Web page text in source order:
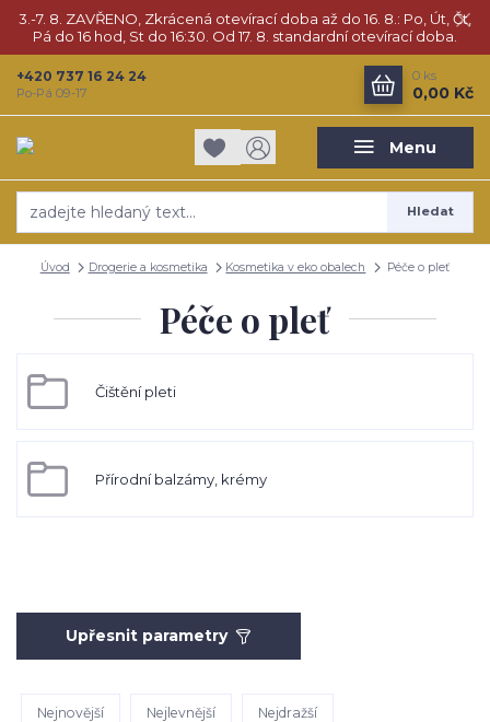
3.-7. 8. ZAVŘENO, Zkrácená otevírací doba až do 16. 8.: Po, Út, Čt,
Pá do 16 hod, St do 16:30. Od 17. 8. standardní otevírací doba.
Menu
Hledat
+420 737 16 24 24
Po-Pá 09-17
0 ks
0,00 Kč
Úvod Drogerie a kosmetika Kosmetika v eko obalech Péče o pleť
Péče o pleť
Čištění pleti
Přírodní balzámy, krémy
Upřesnit parametry
Nejnovější Nejlevnější Nejdražší